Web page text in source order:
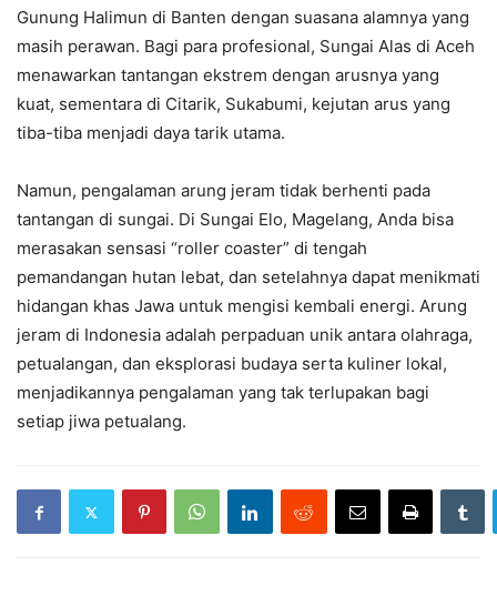
Gunung Halimun di Banten dengan suasana alamnya yang
masih perawan. Bagi para profesional, Sungai Alas di Aceh
menawarkan tantangan ekstrem dengan arusnya yang
kuat, sementara di Citarik, Sukabumi, kejutan arus yang
tiba-tiba menjadi daya tarik utama.
Namun, pengalaman arung jeram tidak berhenti pada
tantangan di sungai. Di Sungai Elo, Magelang, Anda bisa
merasakan sensasi “roller coaster” di tengah
pemandangan hutan lebat, dan setelahnya dapat menikmati
hidangan khas Jawa untuk mengisi kembali energi. Arung
jeram di Indonesia adalah perpaduan unik antara olahraga,
petualangan, dan eksplorasi budaya serta kuliner lokal,
menjadikannya pengalaman yang tak terlupakan bagi
setiap jiwa petualang.